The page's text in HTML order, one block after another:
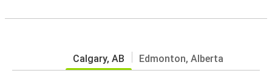
Calgary, AB Edmonton, Alberta